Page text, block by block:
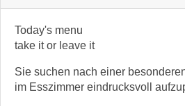
Today's menu
take it or leave it
Sie suchen nach einer
im Esszimmer eindrucksvoll